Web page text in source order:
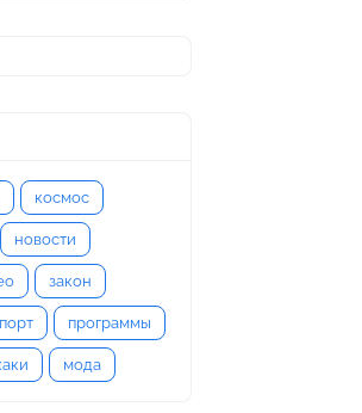
космос
новости
закон
программы
мода